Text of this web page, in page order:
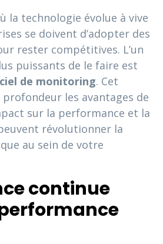
la technologie évolue à vive
se doivent d’adopter des
rester compétitives. L’un
puissants de le faire est
de monitoring. Cet
les avantages de
sur la performance et la
révolutionner la
au sein de votre
continue